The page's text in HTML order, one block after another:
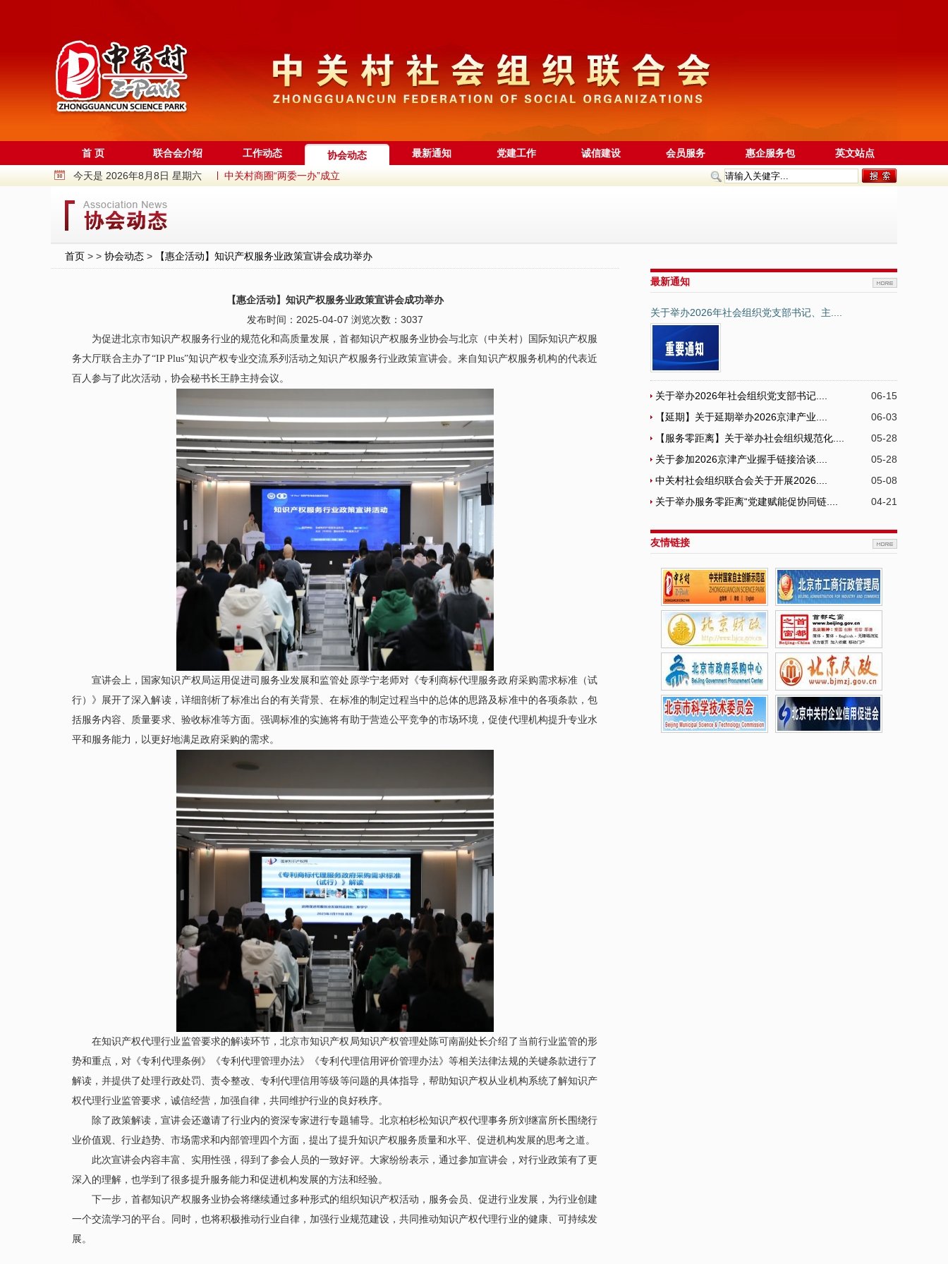
首 页 联合会介绍 工作动态 协会动态 最新通知 党建工作 诚信建设 会员服务 惠企服务包
英文站点
今天是 2026年8月8日 星期六
中关村商圈“两委一办”成立
用一本书解锁12条街巷密码！海淀中关....
38岁，中关村依然是中国创新滚烫的坐....
2026中关村论坛年会3月25日至2....
首页 > > 协会动态 > 【惠企活动】知识产权服务业政策宣讲会成功举办
【惠企活动】知识产权服务业政策宣讲会成功举办
发布时间：2025-04-07 浏览次数：3037
为促进北京市知识产权服务行业的规范化和高质量发展，首都知识产权服务业协会与北京（中关村）国际知识产权服
务大厅联合主办了“IP Plus”知识产权专业交流系列活动之知识产权服务行业政策宣讲会。来自知识产权服务机构的代表近
百人参与了此次活动，协会秘书长王静主持会议。
宣讲会上，国家知识产权局运用促进司服务业发展和监管处原学宁老师对《专利商标代理服务政府采购需求标准（试
行）》展开了深入解读，详细剖析了标准出台的有关背景、在标准的制定过程当中的总体的思路及标准中的各项条款，包
括服务内容、质量要求、验收标准等方面。强调标准的实施将有助于营造公平竞争的市场环境，促使代理机构提升专业水
平和服务能力，以更好地满足政府采购的需求。
在知识产权代理行业监管要求的解读环节，北京市知识产权局知识产权管理处陈可南副处长介绍了当前行业监管的形
势和重点，对《专利代理条例》《专利代理管理办法》《专利代理信用评价管理办法》等相关法律法规的关键条款进行了
解读，并提供了处理行政处罚、责令整改、专利代理信用等级等问题的具体指导，帮助知识产权从业机构系统了解知识产
权代理行业监管要求，诚信经营，加强自律，共同维护行业的良好秩序。
除了政策解读，宣讲会还邀请了行业内的资深专家进行专题辅导。北京柏杉松知识产权代理事务所刘继富所长围绕行
业价值观、行业趋势、市场需求和内部管理四个方面，提出了提升知识产权服务质量和水平、促进机构发展的思考之道。
此次宣讲会内容丰富、实用性强，得到了参会人员的一致好评。大家纷纷表示，通过参加宣讲会，对行业政策有了更
深入的理解，也学到了很多提升服务能力和促进机构发展的方法和经验。
下一步，首都知识产权服务业协会将继续通过多种形式的组织知识产权活动，服务会员、促进行业发展，为行业创建
一个交流学习的平台。同时，也将积极推动行业自律，加强行业规范建设，共同推动知识产权代理行业的健康、可持续发
展。
最新通知
关于举办2026年社会组织党支部书记、主....
关于举办2026年社会组织党支部书记....
06-15
【延期】关于延期举办2026京津产业....
06-03
【服务零距离】关于举办社会组织规范化....
05-28
关于参加2026京津产业握手链接洽谈....
05-28
中关村社会组织联合会关于开展2026....
05-08
关于举办服务零距离“党建赋能促协同链....
04-21
友情链接